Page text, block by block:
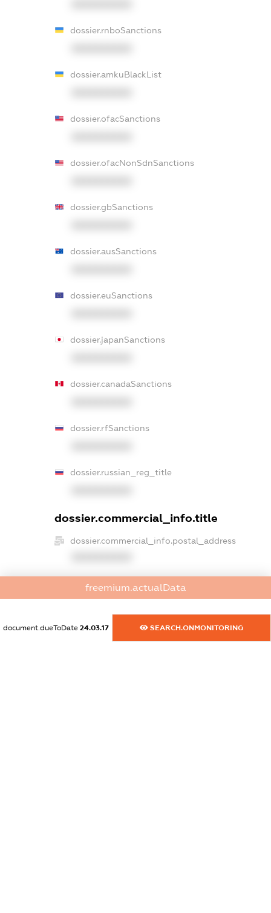
dossier.rnboSanctions
dossier.amkuBlackList
dossier.ofacSanctions
dossier.ofacNonSdnSanctions
dossier.gbSanctions
dossier.ausSanctions
dossier.euSanctions
dossier.japanSanctions
dossier.canadaSanctions
dossier.rfSanctions
dossier.russian_reg_title
dossier.commercial_info.title
dossier.commercial_info.postal_address
dossier.commercial_info.phone
XXXXXXXXXX
dossier.commercial_info.fax
XXXXXXXXXX
freemium.actualData
document.dueToDate 24.03.17 SEARCH.ONMONITORING